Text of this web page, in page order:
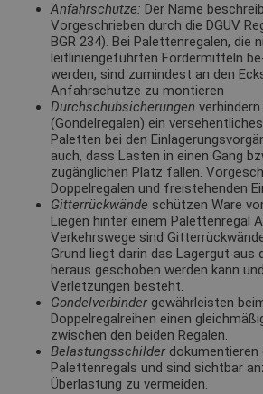
Anfahrschutze: Der Name
Vorgeschrieben durch die DGUV
BGR 234). Bei Palettenregalen, die
leitliniengeführten Fördermitteln
werden, sind zumindest an den
Anfahrschutze zu montieren
Durchschubsicherungen
(Gondelregalen) ein
Paletten bei den
auch, dass Lasten in einen Gang
zugänglichen Platz fallen.
Doppelregalen und freistehenden
Gitterrückwände schützen Ware
Liegen hinter einem Palettenregal
Verkehrswege sind
Grund liegt darin das Lagergut aus
heraus geschoben werden kann
Verletzungen besteht.
Gondelverbinder gewährleisten
Doppelregalreihen einen
zwischen den beiden Regalen.
Belastungsschilder
Palettenregals und sind sichtbar
Überlastung zu vermeiden.